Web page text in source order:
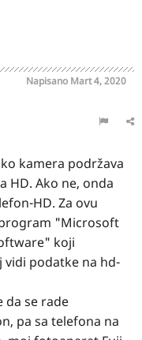
Napisano Mart 4, 2020
kamera podržava
HD. Ako ne, onda
HD. Za ovu
"Microsoft
koji
podatke na hd-
da se rade
pa sa telefona na